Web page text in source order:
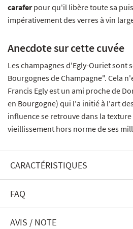
caraferpour qu'il libère toute sa
impérativement des verres à vin
Anecdote sur cette cuvée
Les champagnes d'Egly-Ouriet sont
Bourgognes de Champagne". Cela
Francis Egly est un ami proche de
en Bourgogne) qui l'a initié à l'art
influence se retrouve dans la
vieillissement hors norme de ses
CARACTÉRISTIQUES
FAQ
AVIS / NOTE